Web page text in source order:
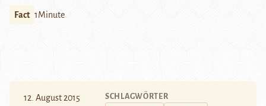
Fact 1Minute
12. August 2015 SCHLAGWÖRTER